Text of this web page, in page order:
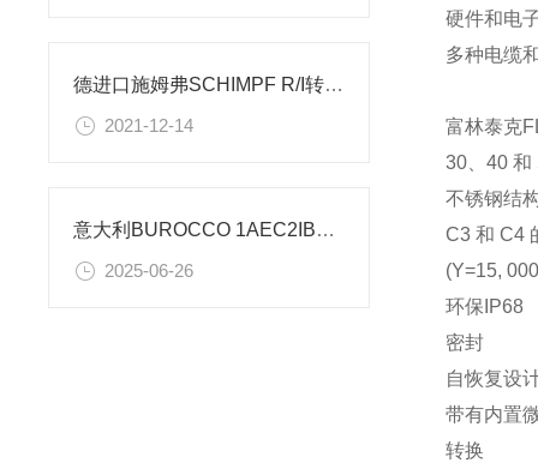
德进口施姆弗SCHIMPF R/I转换器
2021-12-14
意大利BUROCCO 1AEC2IBAS1D2 阀门技术特性及应用场景
2025-06-26
硬件和电
多种电缆
富林泰克
30、40 和
不锈钢结
C3 和 C4
(Y=15,
环保IP68
密封
自恢复设
带有内置
转换